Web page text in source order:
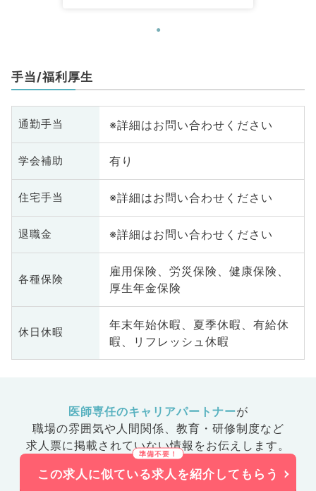
手当/福利厚生
通勤手当 ※詳細はお問い合わせください
学会補助 有り
住宅手当 ※詳細はお問い合わせください
退職金 ※詳細はお問い合わせください
各種保険
雇用保険、労災保険、健康保険、
厚生年金保険
休日休暇
年末年始休暇、夏季休暇、有給休
暇、リフレッシュ休暇
医師専任のキャリアパートナーが
職場の雰囲気や人間関係、 教育・研修制度など
求人票に掲載されていない情報をお伝えします。
この求人に似ている求人を紹介してもらう